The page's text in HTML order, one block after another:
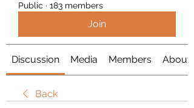
Public · 183 members
Join
Discussion Media Members About
Back